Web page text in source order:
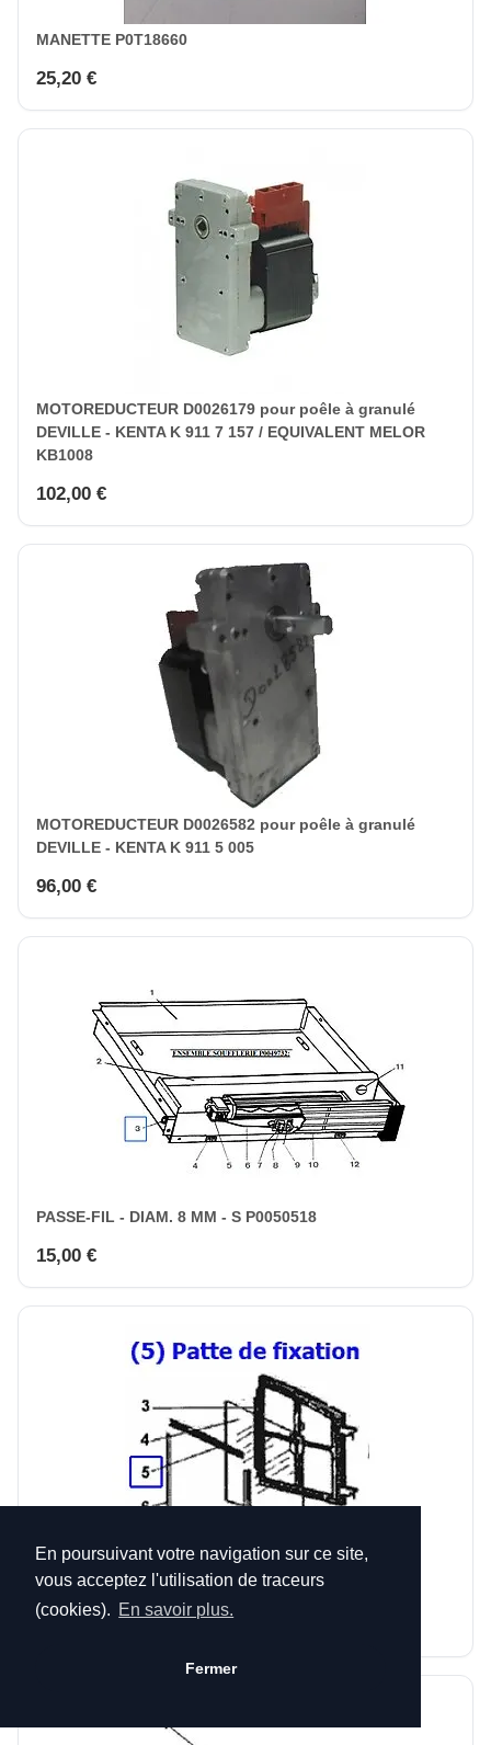
En poursuivant votre navigation sur ce site,
vous acceptez l'utilisation de traceurs
(cookies). En savoir plus.
Fermer
MANETTE P0T18660
25,20 €
MOTOREDUCTEUR D0026179 pour poêle à granulé
DEVILLE - KENTA K 911 7 157 / EQUIVALENT MELOR
KB1008
102,00 €
MOTOREDUCTEUR D0026582 pour poêle à granulé
DEVILLE - KENTA K 911 5 005
96,00 €
PASSE-FIL - DIAM. 8 MM - S P0050518
15,00 €
PATTE DE FIXATION insert deville 7867 P0045503
15,60 €